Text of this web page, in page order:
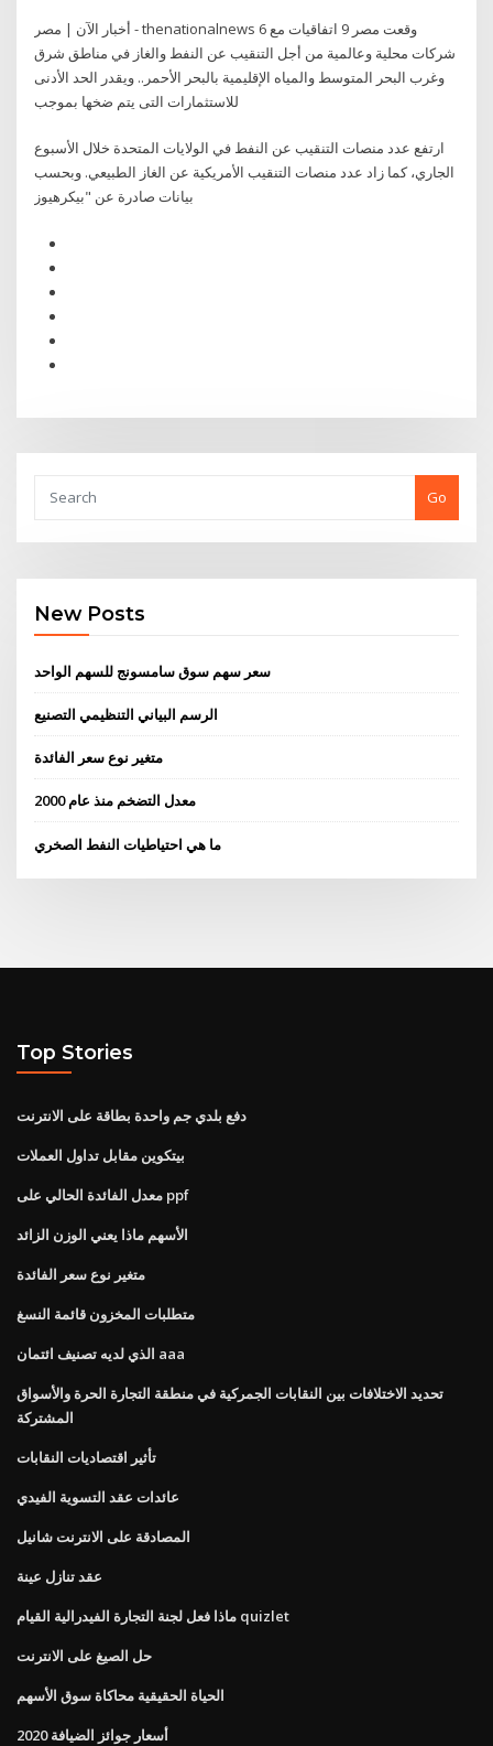
أخبار الآن | مصر - thenationalnews وقعت مصر 9 اتفاقيات مع 6
شركات محلية وعالمية من أجل التنقيب عن النفط والغاز في مناطق شرق
وغرب البحر المتوسط والمياه الإقليمية بالبحر الأحمر.. ويقدر الحد الأدنى
للاستثمارات التى يتم ضخها بموجب
ارتفع عدد منصات التنقيب عن النفط في الولايات المتحدة خلال الأسبوع
الجاري، كما زاد عدد منصات التنقيب الأمريكية عن الغاز الطبيعي. وبحسب
بيانات صادرة عن "بيكرهيوز
Go
New Posts
سعر سهم سوق سامسونج للسهم الواحد
الرسم البياني التنظيمي التصنيع
متغير نوع سعر الفائدة
معدل التضخم منذ عام 2000
ما هي احتياطيات النفط الصخري
Top Stories
دفع بلدي جم واحدة بطاقة على الانترنت
بيتكوين مقابل تداول العملات
معدل الفائدة الحالي على ppf
الأسهم ماذا يعني الوزن الزائد
متغير نوع سعر الفائدة
متطلبات المخزون قائمة النسغ
الذي لديه تصنيف ائتمان aaa
تحديد الاختلافات بين النقابات الجمركية في منطقة التجارة الحرة والأسواق
المشتركة
تأثير اقتصاديات النقابات
عائدات عقد التسوية الفيدي
المصادقة على الانترنت شانيل
عقد تنازل عينة
ماذا فعل لجنة التجارة الفيدرالية القيام quizlet
حل الصيغ على الانترنت
الحياة الحقيقية محاكاة سوق الأسهم
أسعار جوائز الضيافة 2020